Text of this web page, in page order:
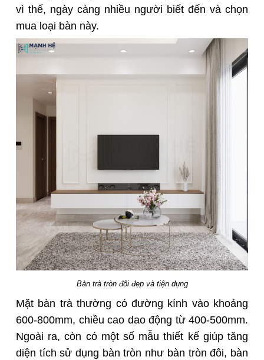
vì thế, ngày càng nhiều người biết đến và chọn
mua loại bàn này.
Bàn trà tròn đôi đẹp và tiện dụng
Mặt bàn trà thường có đường kính vào khoảng
600-800mm, chiều cao dao động từ 400-500mm.
Ngoài ra, còn có một số mẫu thiết kế giúp tăng
diện tích sử dụng bàn tròn như bàn tròn đôi, bàn